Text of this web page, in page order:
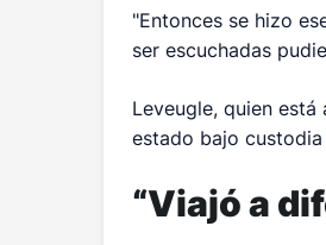
"Entonces se hizo
ser escuchadas
Leveugle, quien
estado bajo
“Viajó a